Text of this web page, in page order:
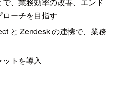
ーチを目指す
と Zendesk の連携で、業務
トを導入